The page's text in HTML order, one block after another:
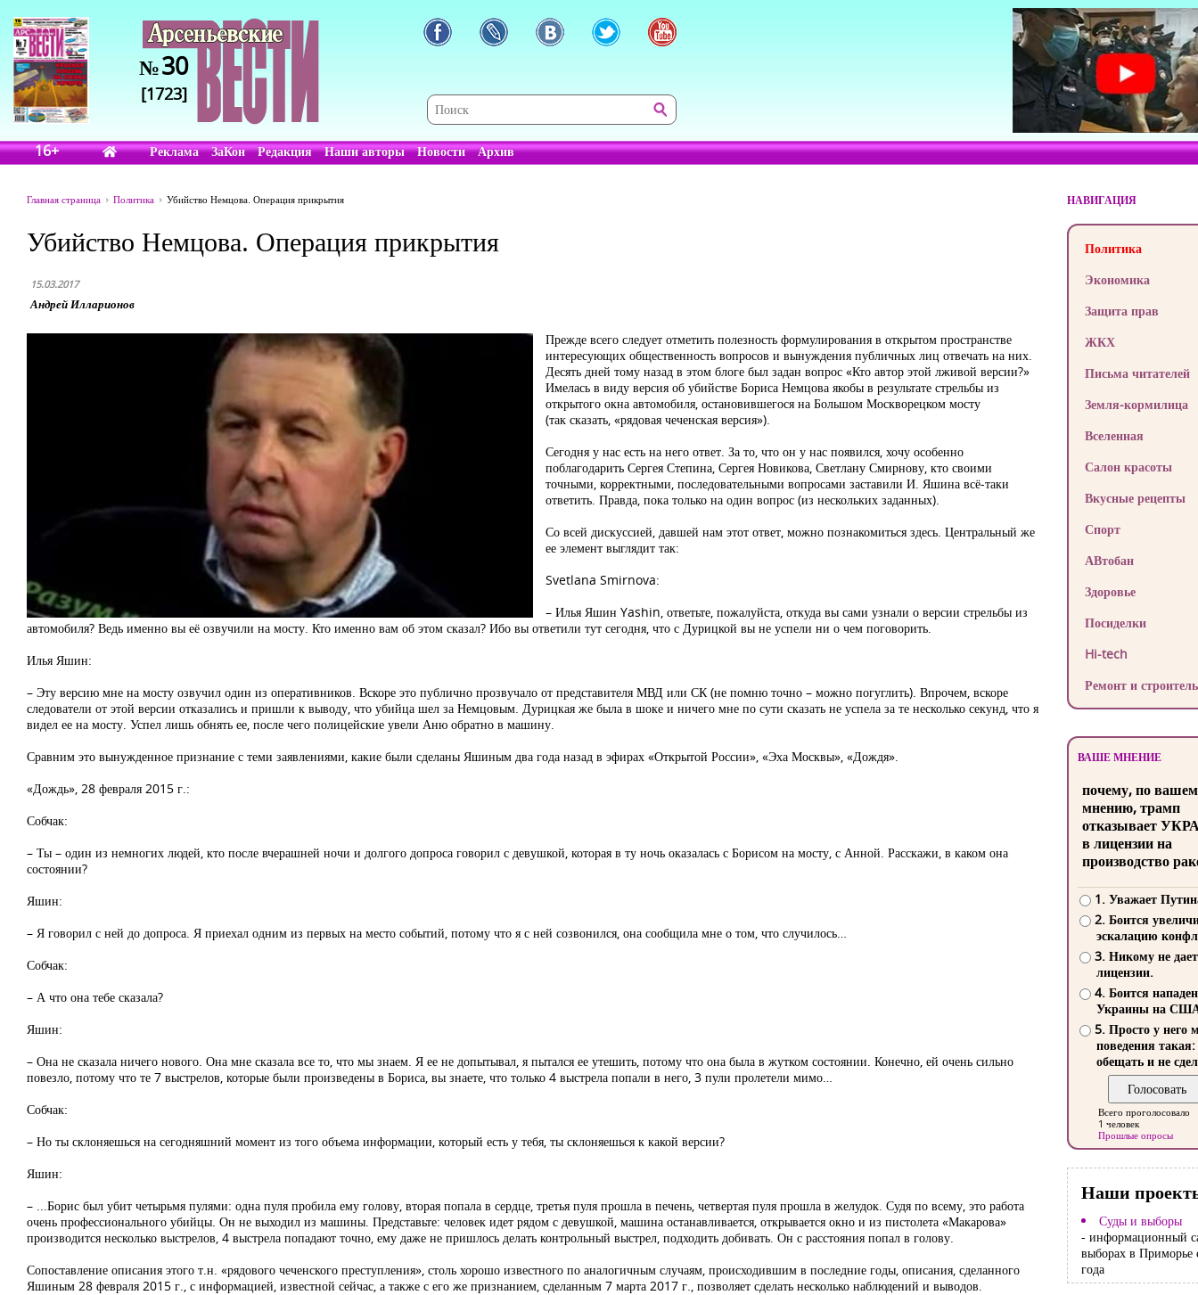
№30
[1723]
16+ Реклама ЗаКон Редакция Наши авторы Новости Архив
Главная страница Политика Убийство Немцова. Операция прикрытия
Убийство Немцова. Операция прикрытия
15.03.2017
Андрей Илларионов
Прежде всего следует отметить полезность формулирования в открытом пространстве
интересующих общественность вопросов и вынуждения публичных лиц отвечать на них.
Десять дней тому назад в этом блоге был задан вопрос «Кто автор этой лживой версии?»
Имелась в виду версия об убийстве Бориса Немцова якобы в результате стрельбы из
открытого окна автомобиля, остановившегося на Большом Москворецком мосту
(так сказать, «рядовая чеченская версия»).
Сегодня у нас есть на него ответ. За то, что он у нас появился, хочу особенно
поблагодарить Сергея Степина, Сергея Новикова, Светлану Смирнову, кто своими
точными, корректными, последовательными вопросами заставили И. Яшина всё-таки
ответить. Правда, пока только на один вопрос (из нескольких заданных).
Со всей дискуссией, давшей нам этот ответ, можно познакомиться здесь. Центральный же
ее элемент выглядит так:
Svetlana Smirnova:
– Илья Яшин Yashin, ответьте, пожалуйста, откуда вы сами узнали о версии стрельбы из
автомобиля? Ведь именно вы её озвучили на мосту. Кто именно вам об этом сказал? Ибо вы ответили тут сегодня, что с Дурицкой вы не успели ни о чем поговорить.
Илья Яшин:
– Эту версию мне на мосту озвучил один из оперативников. Вскоре это публично прозвучало от представителя МВД или СК (не помню точно – можно погуглить). Впрочем, вскоре
следователи от этой версии отказались и пришли к выводу, что убийца шел за Немцовым. Дурицкая же была в шоке и ничего мне по сути сказать не успела за те несколько секунд, что я
видел ее на мосту. Успел лишь обнять ее, после чего полицейские увели Аню обратно в машину.
Сравним это вынужденное признание с теми заявлениями, какие были сделаны Яшиным два года назад в эфирах «Открытой России», «Эха Москвы», «Дождя».
«Дождь», 28 февраля 2015 г.:
Собчак:
– Ты – один из немногих людей, кто после вчерашней ночи и долгого допроса говорил с девушкой, которая в ту ночь оказалась с Борисом на мосту, с Анной. Расскажи, в каком она
состоянии?
Яшин:
– Я говорил с ней до допроса. Я приехал одним из первых на место событий, потому что я с ней созвонился, она сообщила мне о том, что случилось…
Собчак:
– А что она тебе сказала?
Яшин:
– Она не сказала ничего нового. Она мне сказала все то, что мы знаем. Я ее не допытывал, я пытался ее утешить, потому что она была в жутком состоянии. Конечно, ей очень сильно
повезло, потому что те 7 выстрелов, которые были произведены в Бориса, вы знаете, что только 4 выстрела попали в него, 3 пули пролетели мимо…
Собчак:
– Но ты склоняешься на сегодняшний момент из того объема информации, который есть у тебя, ты склоняешься к какой версии?
Яшин:
– ...Борис был убит четырьмя пулями: одна пуля пробила ему голову, вторая попала в сердце, третья пуля прошла в печень, четвертая пуля прошла в желудок. Судя по всему, это работа
очень профессионального убийцы. Он не выходил из машины. Представьте: человек идет рядом с девушкой, машина останавливается, открывается окно и из пистолета «Макарова»
производится несколько выстрелов, 4 выстрела попадают точно, ему даже не пришлось делать контрольный выстрел, подходить добивать. Он с расстояния попал в голову.
Сопоставление описания этого т.н. «рядового чеченского преступления», столь хорошо известного по аналогичным случаям, происходившим в последние годы, описания, сделанного
Яшиным 28 февраля 2015 г., с информацией, известной сейчас, а также с его же признанием, сделанным 7 марта 2017 г., позволяет сделать несколько наблюдений и выводов.
НАВИГАЦИЯ
Политика
Экономика
Защита прав
ЖКХ
Письма читателей
Земля-кормилица
Вселенная
Салон красоты
Вкусные рецепты
Спорт
АВтобан
Здоровье
Посиделки
Hi-tech
Ремонт и
ВАШЕ МНЕНИЕ
почему, по
мнению, трамп
отказывает
в лицензии на
производство
1. Уважает
2. Боится
эскалацию
3. Никому не
лицензии.
4. Боится
Украины на
5. Просто у него
поведения такая:
обещать и не
Всего проголосовало
1 человек
Прошлые опросы
Наши
Суды и выборы
- информационный
выборах в Приморье
года